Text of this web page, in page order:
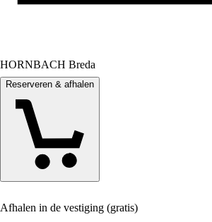
HORNBACH Breda
Reserveren & afhalen
Afhalen in de vestiging (gratis)